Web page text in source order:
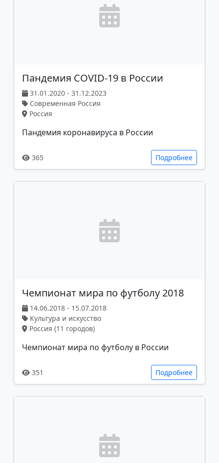
Пандемия COVID-19 в России
31.01.2020 - 31.12.2023
Современная Россия
Россия
Пандемия коронавируса в России
365 Подробнее
Чемпионат мира по футболу 2018
14.06.2018 - 15.07.2018
Культура и искусство
Россия (11 городов)
Чемпионат мира по футболу в России
351 Подробнее